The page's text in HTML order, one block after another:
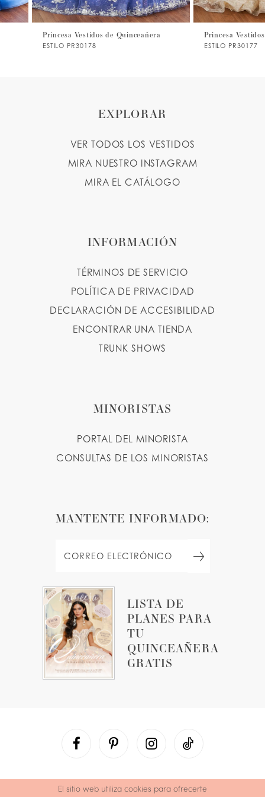
7
Princesa Vestidos de Quinceañera
ESTILO PR30178
Princesa Vestidos de
ESTILO PR30177
LISTA DE
PLANES PARA
TU
QUINCEAÑERA
GRATIS
EXPLORAR
VER TODOS LOS VESTIDOS
MIRA NUESTRO INSTAGRAM
MIRA EL CATÁLOGO
INFORMACIÓN
TÉRMINOS DE SERVICIO
POLÍTICA DE PRIVACIDAD
DECLARACIÓN DE ACCESIBILIDAD
ENCONTRAR UNA TIENDA
TRUNK SHOWS
MINORISTAS
PORTAL DEL MINORISTA
CONSULTAS DE LOS MINORISTAS
MANTENTE INFORMADO:
El sitio web utiliza cookies para ofrecerte